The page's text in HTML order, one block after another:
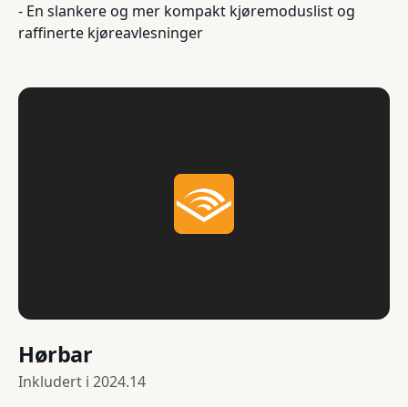
- En slankere og mer kompakt kjøremoduslist og
raffinerte kjøreavlesninger
Hørbar
Inkludert i 2024.14